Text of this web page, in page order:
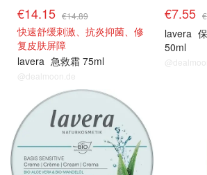
€14.15 €14.89
快速舒缓刺激、抗炎抑菌、修
复皮肤屏障
lavera 急救霜 75ml
@dealmoon.de
€7.55
lavera
50ml